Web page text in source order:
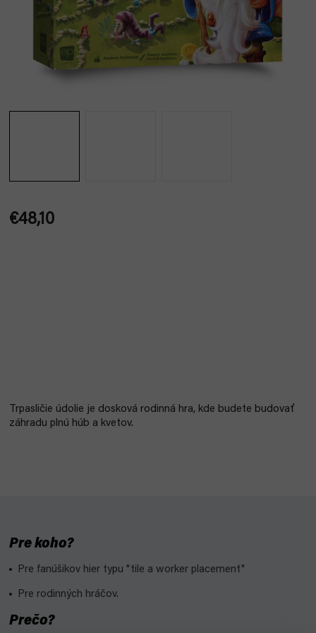
€48,10
Trpasličie údolie je dosková rodinná hra, kde budete budovať
záhradu plnú húb a kvetov.
Pre koho?
Pre fanúšikov hier typu "tile a worker placement"
Pre rodinných hráčov.
Prečo?